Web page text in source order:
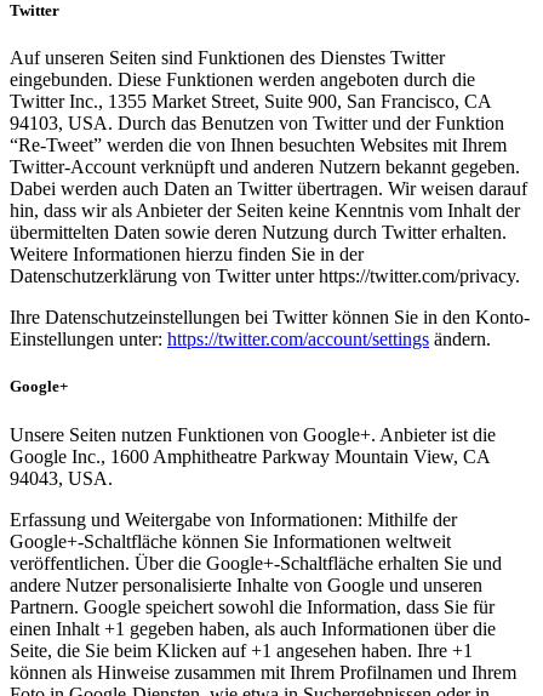
Twitter
Auf unseren Seiten sind Funktionen des Dienstes Twitter
eingebunden. Diese Funktionen werden angeboten durch die
Twitter Inc., 1355 Market Street, Suite 900, San Francisco, CA
94103, USA. Durch das Benutzen von Twitter und der Funktion
“Re-Tweet” werden die von Ihnen besuchten Websites mit Ihrem
Twitter-Account verknüpft und anderen Nutzern bekannt gegeben.
Dabei werden auch Daten an Twitter übertragen. Wir weisen darauf
hin, dass wir als Anbieter der Seiten keine Kenntnis vom Inhalt der
übermittelten Daten sowie deren Nutzung durch Twitter erhalten.
Weitere Informationen hierzu finden Sie in der
Datenschutzerklärung von Twitter unter https://twitter.com/privacy.
Ihre Datenschutzeinstellungen bei Twitter können Sie in den Konto-
Einstellungen unter: https://twitter.com/account/settings ändern.
Google+
Unsere Seiten nutzen Funktionen von Google+. Anbieter ist die
Google Inc., 1600 Amphitheatre Parkway Mountain View, CA
94043, USA.
Erfassung und Weitergabe von Informationen: Mithilfe der
Google+-Schaltfläche können Sie Informationen weltweit
veröffentlichen. Über die Google+-Schaltfläche erhalten Sie und
andere Nutzer personalisierte Inhalte von Google und unseren
Partnern. Google speichert sowohl die Information, dass Sie für
einen Inhalt +1 gegeben haben, als auch Informationen über die
Seite, die Sie beim Klicken auf +1 angesehen haben. Ihre +1
können als Hinweise zusammen mit Ihrem Profilnamen und Ihrem